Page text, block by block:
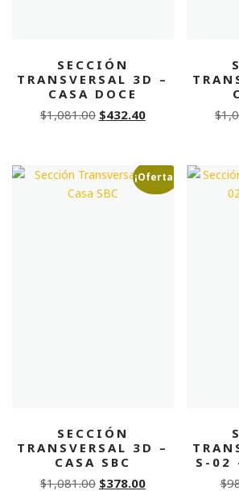
SECCIÓN
TRANSVERSAL 3D –
CASA DOCE
$1,081.00 Original
$1,081.00.
$432.40Current
$432.40.
$
¡Oferta!
SECCIÓN
TRANSVERSAL 3D –
CASA SBC
$1,081.00 Original
$378.00Current
S-02
$